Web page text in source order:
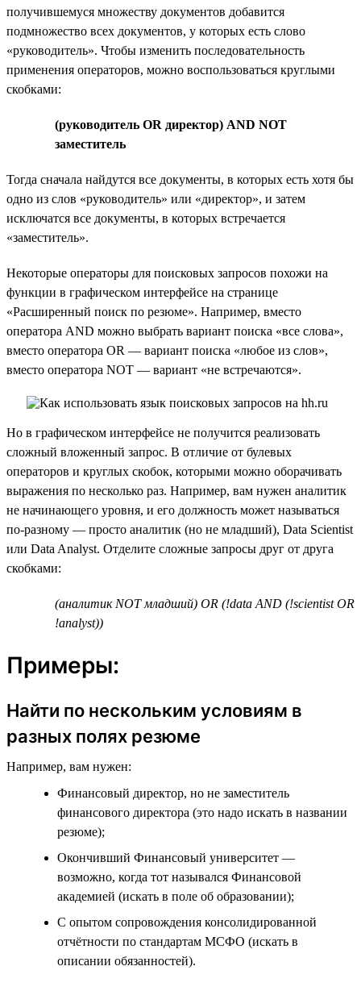
получившемуся множеству документов добавится
подмножество всех документов, у которых есть слово
«руководитель». Чтобы изменить последовательность
применения операторов, можно воспользоваться круглыми
скобками:
(руководитель OR директор) AND NOT
заместитель
Тогда сначала найдутся все документы, в которых есть хотя бы
одно из слов «руководитель» или «директор», и затем
исключатся все документы, в которых встречается
«заместитель».
Некоторые операторы для поисковых запросов похожи на
функции в графическом интерфейсе на странице
«Расширенный поиск по резюме». Например, вместо
оператора AND можно выбрать вариант поиска «все слова»,
вместо оператора OR — вариант поиска «любое из слов»,
вместо оператора NOT — вариант «не встречаются».
Но в графическом интерфейсе не получится реализовать
сложный вложенный запрос. В отличие от булевых
операторов и круглых скобок, которыми можно оборачивать
выражения по несколько раз. Например, вам нужен аналитик
не начинающего уровня, и его должность может называться
по-разному — просто аналитик (но не младший), Data Scientist
или Data Analyst. Отделите сложные запросы друг от друга
скобками:
(аналитик NOT младший) OR (!data AND (!scientist OR
!analyst))
Примеры:
Найти по нескольким условиям в
разных полях резюме
Например, вам нужен:
Финансовый директор, но не заместитель
финансового директора (это надо искать в названии
резюме);
Окончивший Финансовый университет —
возможно, когда тот назывался Финансовой
академией (искать в поле об образовании);
С опытом сопровождения консолидированной
отчётности по стандартам МСФО (искать в
описании обязанностей).